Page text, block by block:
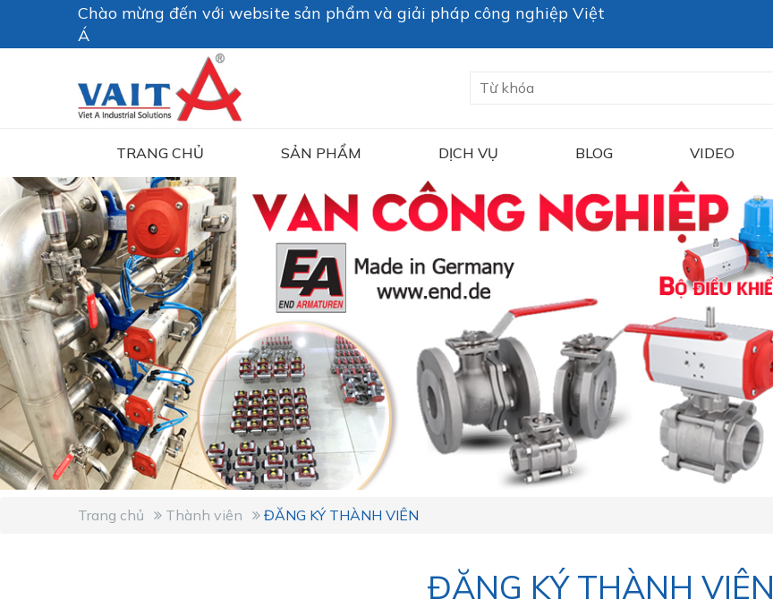
Chào mừng đến với website sản phẩm và giải pháp công nghiệp Việt
Á
TRANG CHỦ SẢN PHẨM DỊCH VỤ BLOG VIDEO
Trang chủ Thành viên ĐĂNG KÝ THÀNH VIÊN
ĐĂNG KÝ THÀNH VIÊN